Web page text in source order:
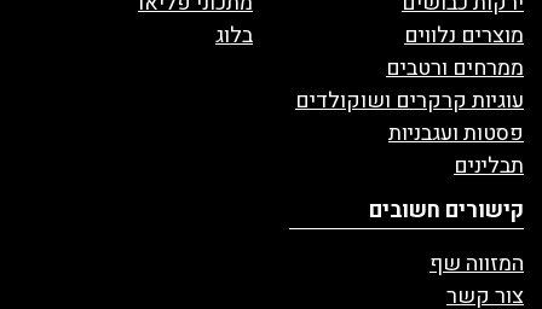
מוצרים נלווים
ממרחים ורטבים
עוגיות קרקרים ושוקולדים
פסטות ועגבניות
תבלינים
בלוג
קישורים חשובים
המזווה שף
צור קשר